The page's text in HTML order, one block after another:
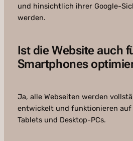
und hinsichtlich ihrer Google-
werden.
Ist die Website auch
Smartphones
Ja, alle Webseiten werden
entwickelt und funktionieren auf
Tablets und Desktop-PCs.